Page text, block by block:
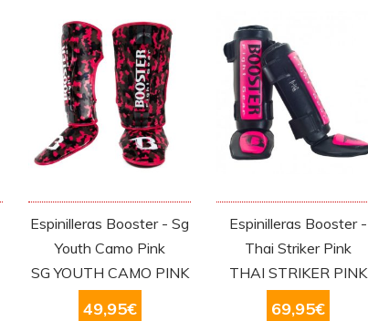
Espinilleras Booster - Sg
Youth Camo Pink
SG YOUTH CAMO PINK
49,95€
Espinilleras Booster -
Thai Striker Pink
THAI STRIKER PINK
69,95€